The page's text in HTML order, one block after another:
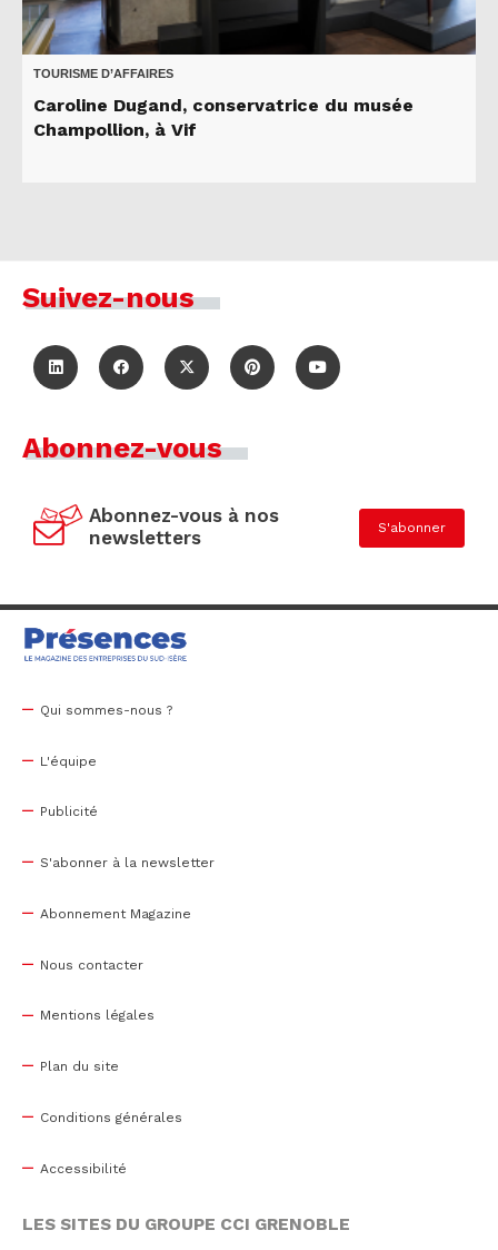
TOURISME D’AFFAIRES
Caroline Dugand, conservatrice du musée
Champollion, à Vif
Suivez-nous
Abonnez-vous
Abonnez-vous à nos
newsletters
S'abonner
Qui sommes-nous ?
L'équipe
Publicité
S'abonner à la newsletter
Abonnement Magazine
Nous contacter
Mentions légales
Plan du site
Conditions générales
Accessibilité
LES SITES DU GROUPE CCI GRENOBLE